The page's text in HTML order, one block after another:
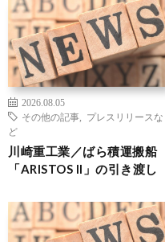
2026.08.05
その他の記事
プレスリリースな
ど
川崎重工業／ばら積運搬船
「ARISTOS II」の引き渡し